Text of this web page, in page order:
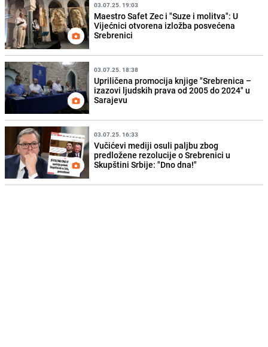
03.07.25. 19:03
Maestro Safet Zec i "Suze i molitva": U
Vijećnici otvorena izložba posvećena
Srebrenici
03.07.25. 18:38
Upriličena promocija knjige "Srebrenica –
izazovi ljudskih prava od 2005 do 2024" u
Sarajevu
03.07.25. 16:33
Vučićevi mediji osuli paljbu zbog
predložene rezolucije o Srebrenici u
Skupštini Srbije: "Dno dna!"